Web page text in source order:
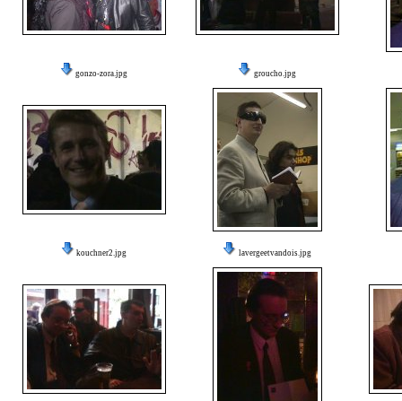
gonzo-zora.jpg groucho.jpg
kouchner2.jpg lavergeetvandois.jpg